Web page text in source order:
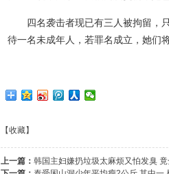
四名袭击者现已有三人被拘留，只
待一名未成年人，若罪名成立，她们
【收藏】
上一篇： 韩国主妇嫌扔垃圾太麻烦又怕发臭